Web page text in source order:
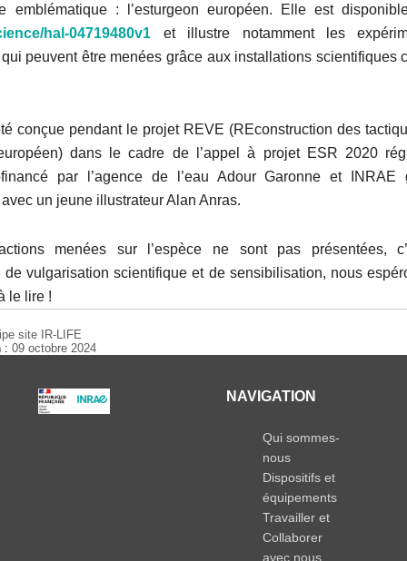
emblématique : l’esturgeon européen. Elle est
hal-04719480v1
et illustre notamment les
peuvent être menées grâce aux installations scientifiques
conçue pendant le projet REVE (REconstruction des
dans le cadre de l’appel à projet ESR 2020
par l’agence de l’eau Adour Garonne et
un jeune illustrateur Alan Anras.
menées sur l’espèce ne sont pas présentées,
de vulgarisation scientifique et de sensibilisation, nous
le lire !
site IR-LIFE
:09 octobre 2024
NAVIGATION
Qui sommes-
nous
Dispositifs et
équipements
Travailler et
Collaborer
avec nous